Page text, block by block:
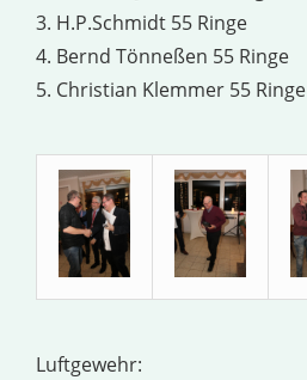
3. H.P.Schmidt 55 Ringe
4. Bernd Tönneßen 55 Ringe
5. Christian Klemmer 55 Ringe
Luftgewehr: